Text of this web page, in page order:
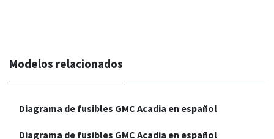
Modelos relacionados
Diagrama de fusibles GMC Acadia en español
Diagrama de fusibles GMC Acadia en español